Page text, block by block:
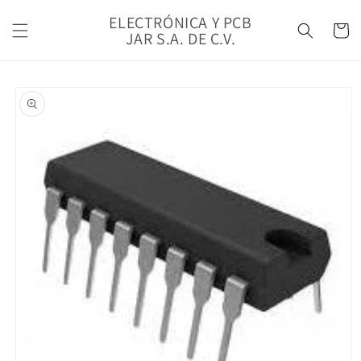
al contenido
ELECTRÓNICA Y PCB
JAR S.A. DE C.V. Carrito
a la
información